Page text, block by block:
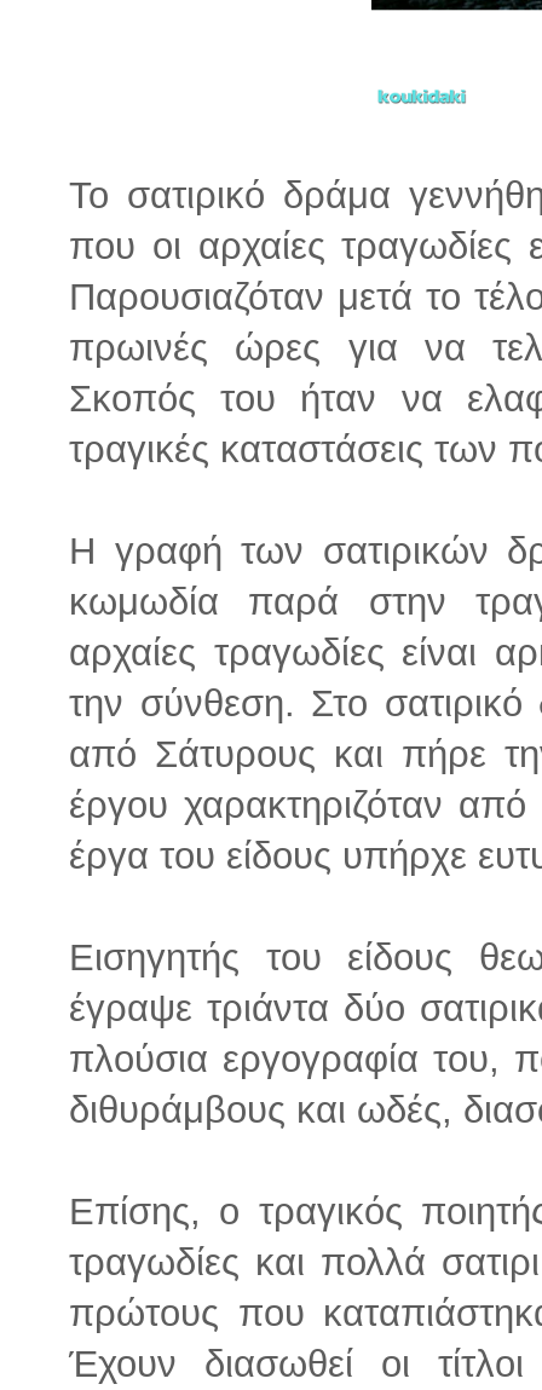
Το σατιρικό δράμα
που οι αρχαίες τραγωδίες
Παρουσιαζόταν μετά το
πρωινές ώρες για να
Σκοπός του ήταν να
τραγικές καταστάσεις
Η γραφή των σατιρικών
κωμωδία παρά στην
αρχαίες τραγωδίες είναι
την σύνθεση. Στο
από Σάτυρους και πήρε
έργου χαρακτηριζόταν
έργα του είδους υπήρχε
Εισηγητής του είδους
έγραψε τριάντα δύο
πλούσια εργογραφία του,
διθυράμβους και ωδές,
Επίσης, ο τραγικός
τραγωδίες και πολλά
πρώτους που
Έχουν διασωθεί οι